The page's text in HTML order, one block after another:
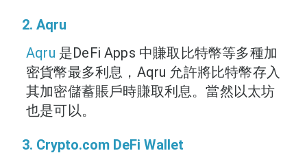
2. Aqru
Aqru 是DeFi Apps 中賺取比特幣等多種加
密貨幣最多利息，Aqru 允許將比特幣存入
其加密儲蓄賬戶時賺取利息。當然以太坊
也是可以。
3. Crypto.com DeFi Wallet